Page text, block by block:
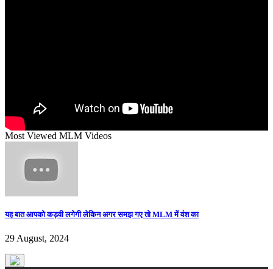
Most Viewed MLM Videos
यह बात आपको कड़वी लगेगी लेकिन अगर समझ गए तो MLM में वंश का
29 August, 2024